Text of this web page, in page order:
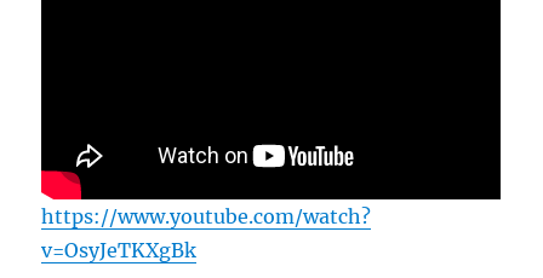
https://www.youtube.com/watch?
v=OsyJeTKXgBk